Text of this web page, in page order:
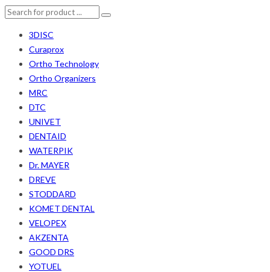
3DISC
Curaprox
Ortho Technology
Ortho Organizers
MRC
DTC
UNIVET
DENTAID
WATERPIK
Dr. MAYER
DREVE
STODDARD
KOMET DENTAL
VELOPEX
AKZENTA
GOOD DRS
YOTUEL